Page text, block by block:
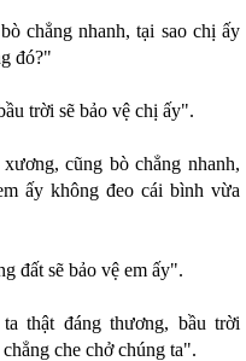
chẳng nhanh, tại sao chị ấy
đó?"
trời sẽ bảo vệ chị ấy".
cũng bò chẳng nhanh,
ấy không đeo cái bình vừa
đất sẽ bảo vệ em ấy".
thật đáng thương, bầu trời
che chở chúng ta".